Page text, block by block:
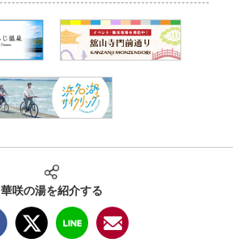
華咲の湯を紹介する